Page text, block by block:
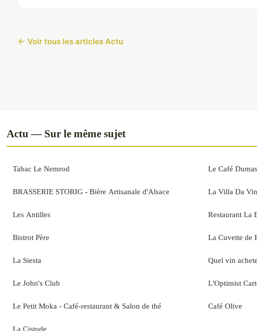
← Voir tous les articles Actu
Actu — Sur le même sujet
Tabac Le Nemrod
BRASSERIE STORIG - Bière Artisanale d'Alsace
Les Antilles
Bistrot Père
La Siesta
Le John's Club
Le Petit Moka - Café-restaurant & Salon de thé
La Cistude
Le Café Dumas
La Villa Da
Restaurant La
La Cuvette de
Quel vin
L'Optimist
Café Olive